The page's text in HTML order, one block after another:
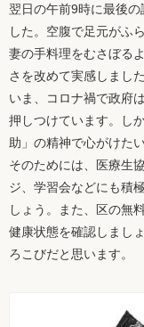
翌日の午前9時に最後
した。空腹で足元がふ
妻の手料理をむさぼる
さを改めて実感しました
いま、コロナ禍で政府
押しつけています。し
助」の精神で心がけた
そのためには、医療生
ジ、学習会などにも積
しょう。また、区の無
健康状態を確認しまし
ろこびだと思います。